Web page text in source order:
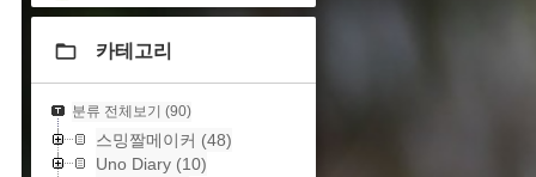
카테고리
분류 전체보기 (90)
스밍짤메이커 (48)
Uno Diary (10)